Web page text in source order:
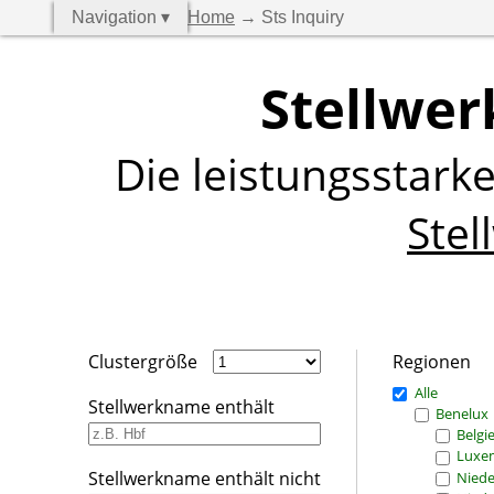
Navigation ▾ Home → Sts Inquiry
Die
Clustergröße
Stellwerkname enthält
Stellwerkname enthält nicht
Regionen
Alle
Benelux